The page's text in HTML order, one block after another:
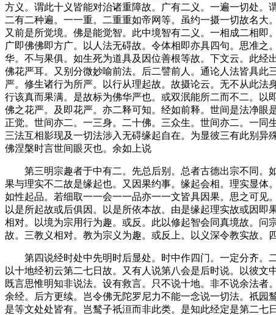
方义。谓此十义皆能对治诸重障故。广有二义。一遍一切处
二有二种遍。一一重。二重重如帝网等。虽约一摄一切故名大
又前是所觉境。佛是能觉智。此中境智有二义。一相成二相
广即佛佛即方广。以人法无碍故。令体相即亦具四句。思准
华。不与果俱。如生死为道具及因位善根等故。下文云。此
佛花严耳。又别分微妙喻前法。后二譬前人。通论人法皆具
严。修生诸行为所严。以行从理起故。故摄论云。无不从此法
行该真而果满。是故标为佛华严也。或双泯能所二而不二。
佛之花严。及即花严。亦二释可知。经如前释。世间是法净
正觉。世间亦二。一三身。二十佛。三众生。世间亦二。一
三法互相影现及一切法涉入无碍缘起自在。为显彼三有此别
佛涅槃时言世间眼灭也。余如上说
第三明宗趣者于中有二。先总后别。总者古德出宗不同。
果与理实不二故是缘起也。又因果约事。缘起会相。理实显体
如性起品。若细取一一会一一品亦一一文皆具因果。思之可
以是所起故或后俱因。以是所依本故。由是缘起理实故或因
相对。以境为宗用行为趣。或反。此以修起智会同真境故。
故。三教义相对。教为宗义为趣。或反上。以义深令教实故
第四说经时处中先明时后显处。时中作四门。一定分齐。二
以十地经初云第二七日故。又有人说第八会是后时说。以彼
既言思惟明知非说法。设有救言。只不说十地。非不说余法
余经。后方更续。岂令佛无陀罗尼力不能一念说一切法。祇
是等文处处皆有。岂鹙子祇洹而非此类。是知此经定是第二